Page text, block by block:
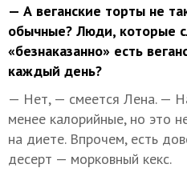
— А веганские торты не
обычные? Люди, которые
«безнаказанно» есть
каждый день?
— Нет, — смеется Лена. —
менее калорийные, но это
на диете. Впрочем, есть
десерт — морковный кекс.